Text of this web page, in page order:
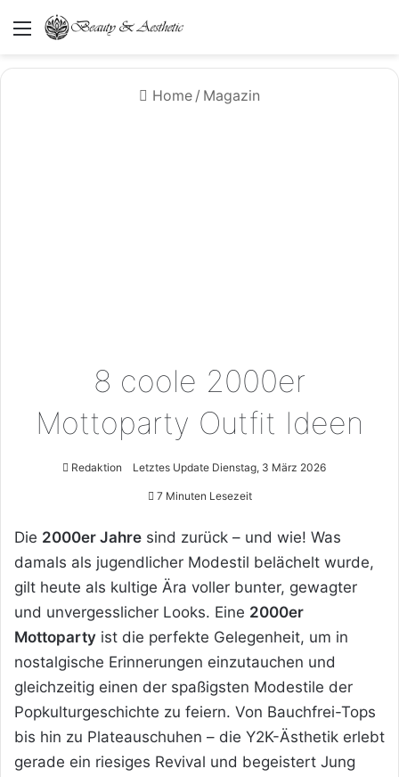
Menü
Home / Magazin
8 coole 2000er
Mottoparty Outfit Ideen
Redaktion Letztes Update Dienstag, 3 März 2026
7 Minuten Lesezeit
Die 2000er Jahre sind zurück – und wie! Was
damals als jugendlicher Modestil belächelt wurde,
gilt heute als kultige Ära voller bunter, gewagter
und unvergesslicher Looks. Eine 2000er
Mottoparty ist die perfekte Gelegenheit, um in
nostalgische Erinnerungen einzutauchen und
gleichzeitig einen der spaßigsten Modestile der
Popkulturgeschichte zu feiern. Von Bauchfrei-Tops
bis hin zu Plateauschuhen – die Y2K-Ästhetik erlebt
gerade ein riesiges Revival und begeistert Jung